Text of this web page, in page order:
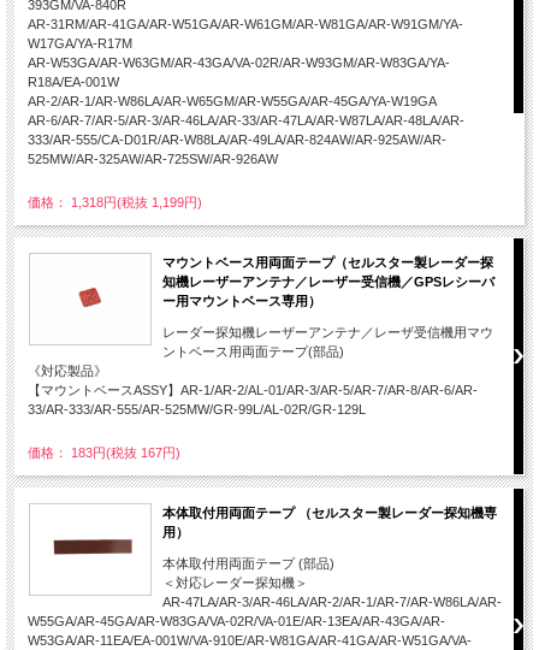
393GM/VA-840R
AR-31RM/AR-41GA/AR-W51GA/AR-W61GM/AR-W81GA/AR-W91GM/YA-
W17GA/YA-R17M
AR-W53GA/AR-W63GM/AR-43GA/VA-02R/AR-W93GM/AR-W83GA/YA-
R18A/EA-001W
AR-2/AR-1/AR-W86LA/AR-W65GM/AR-W55GA/AR-45GA/YA-W19GA
AR-6/AR-7/AR-5/AR-3/AR-46LA/AR-33/AR-47LA/AR-W87LA/AR-48LA/AR-
333/AR-555/CA-D01R/AR-W88LA/AR-49LA/AR-824AW/AR-925AW/AR-
525MW/AR-325AW/AR-725SW/AR-926AW
価格： 1,318円(税抜 1,199円)
マウントベース用両面テープ（セルスター製レーダー探
知機レーザーアンテナ／レーザー受信機／GPSレシーバ
ー用マウントベース専用）
レーダー探知機レーザーアンテナ／レーザ受信機用マウ
ントベース用両面テープ(部品)
《対応製品》
【マウントベースASSY】AR-1/AR-2/AL-01/AR-3/AR-5/AR-7/AR-8/AR-6/AR-
33/AR-333/AR-555/AR-525MW/GR-99L/AL-02R/GR-129L
価格： 183円(税抜 167円)
本体取付用両面テープ （セルスター製レーダー探知機専
用）
本体取付用両面テープ (部品)
＜対応レーダー探知機＞
AR-47LA/AR-3/AR-46LA/AR-2/AR-1/AR-7/AR-W86LA/AR-
W55GA/AR-45GA/AR-W83GA/VA-02R/VA-01E/AR-13EA/AR-43GA/AR-
W53GA/AR-11EA/EA-001W/VA-910E/AR-W81GA/AR-41GA/AR-W51GA/VA-